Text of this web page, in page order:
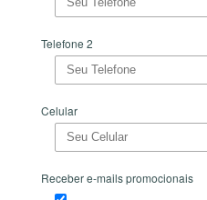
Telefone 2
Celular
Receber e-mails promocionais